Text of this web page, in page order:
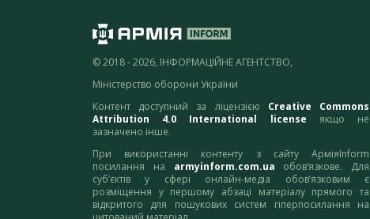
© 2018 - 2026, ІНФОРМАЦІЙНЕ АГЕНТСТВО,
Міністерство оборони України
Контент доступний за ліцензією Creative Commons
Attribution 4.0 International license якщо не
зазначено інше.
При використанні контенту з сайту АрміяInform
посилання на armyinform.com.ua обов’язкове. Для
суб’єктів у сфері онлайн-медіа обов’язковим є
розміщення у першому абзаці матеріалу прямого та
відкритого для пошукових систем гіперпосилання на